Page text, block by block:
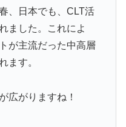
、日本でも、CLT活
ました。これによ
が主流だった中高層
ます。
広がりますね！